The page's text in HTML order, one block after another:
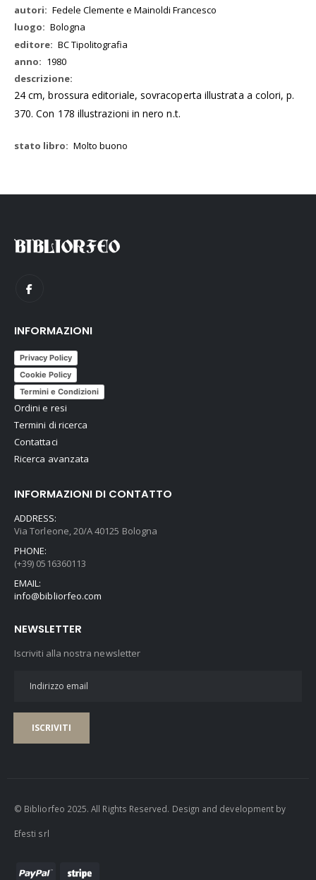
Fedele Clemente e Mainoldi Francesco
Bologna
BC Tipolitografia
1980
24 cm, brossura editoriale, sovracoperta illustrata a colori, p.
370. Con 178 illustrazioni in nero n.t.
Molto buono
INFORMAZIONI
Privacy Policy
Cookie Policy
Termini e Condizioni
Ordini e resi
Termini di ricerca
Contattaci
Ricerca avanzata
INFORMAZIONI DI CONTATTO
ADDRESS:
Via Torleone, 20/A 40125 Bologna
PHONE:
(+39) 0516360113
EMAIL:
info@bibliorfeo.com
NEWSLETTER
Iscriviti alla nostra newsletter
ISCRIVITI
© Bibliorfeo 2025. All Rights Reserved. Design and development by
Efesti srl